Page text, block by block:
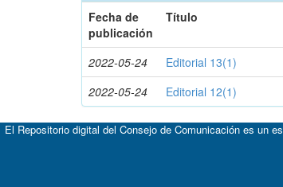
Fecha de
publicación
Título
2022-05-24 Editorial 13(1)
2022-05-24
Editorial 12(1)
El Repositorio digital del Consejo de Comunicación es un